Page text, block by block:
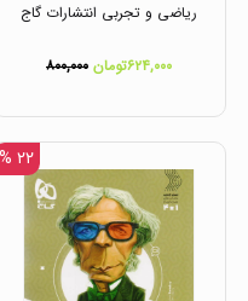
ریاضی و تجربی انتشارات گاج
۶۲۴,۰۰۰تومان ۸۰۰,۰۰۰
۲۲ %